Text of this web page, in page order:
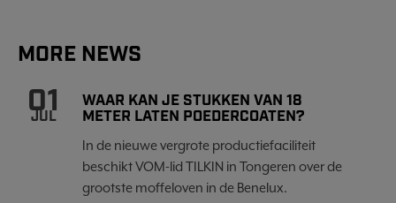
MORE NEWS
01
JUL
WAAR KAN JE STUKKEN VAN 18
METER LATEN POEDERCOATEN?
In de nieuwe vergrote productiefaciliteit
beschikt VOM-lid TILKIN in Tongeren over de
grootste moffeloven in de Benelux.